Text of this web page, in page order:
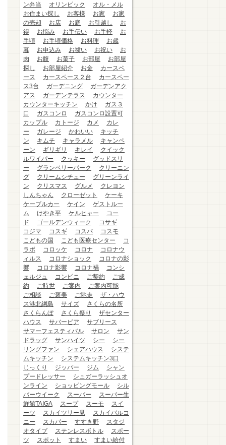
ン弁当
オリンピック
オル・メル
お住まい探し
お客様 お家
お家
の売却
お店 お庭 お引越し
お
得
お悩み お手伝い お手軽
お
手頃
お手頃価格 お料理
お歳
暮
お申込み お祓い お祝い
お
肉
お腹 お菓子 お部屋
お部屋
探し
お部屋紹介 お金
カースペ
ース
カースペース２台
カースペー
ス3台
ガーデニング
ガーデンアク
アス
ガーデンテラス
カウンター
カウンターキッチン
かけ
ガス３
口
ガスコンロ
ガスコンロ設置可
カップル
カトージ カメ
カレ
ー
ガレージ かわいい
キッチ
ン
キムチ キャラメル
キャンペ
ーン
ギリギリ キレイ
クイック
ルワイパー
クッキー
グッドスリ
ー
グランベリーパーク
クリーニン
グ
クリームシチュー
グリーンライ
ン
クリスマス グルメ
クレヨン
しんちゃん
クローゼット
ケーキ
ケーブルカー
ケイン
ゲストルー
ム
けやき平 ケルヒャー
コー
ド
ゴールデンウィーク
コサギ
コジマ
コスギ コスパ
コスモ
こどもの国
こども医療センター
コ
ラボ
コロッケ コロナ
コロナウ
ィルス
コロナショック
コロナの影
響
コロナ影響 コロナ禍
コンシ
ェルジュ
コンビニ ご契約
ご成
約
ご時世 ご案内
ご案内可能
ご相談
ご褒美 ご馳走
ザ・ハウ
ス港北綱島
サイズ
さくらの名所
さくらんぼ
さくら祭り
ザセンター
ハウス
サバービア
サブリース
サマーフェスティバル
サロン
サン
ドラッグ
サンハイツ シー
シー
リングファン
シェアハウス
システ
ムキッチン
システムキッチン3口
じっくり
ジッパー ジム
シャン
プードレッサー
シュガーラッシュオ
ンライン
ショッピングモール
シル
バーウイーク
スーパー
スーパー生
鮮館TAIGA
スープ スーモ
スイ
ーツ
スカイツリー見
スカイバルコ
ニー
スカパー すすき野
スタジ
オタイプ
ステンレスボトル
スポー
ツ
スポット すまい
すまい給付